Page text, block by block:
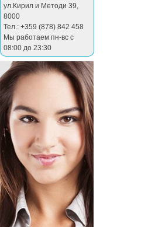
ул.Кирил и Методи 39,
8000
Тел.: +359 (878) 842 458
Мы работаем пн-вс с
08:00 до 23:30